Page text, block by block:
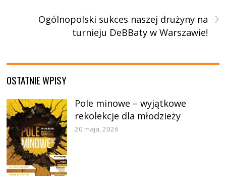
›
Ogólnopolski sukces naszej drużyny na
turnieju DeBBaty w Warszawie!
OSTATNIE WPISY
Pole minowe – wyjątkowe
rekolekcje dla młodzieży
20 maja, 2026